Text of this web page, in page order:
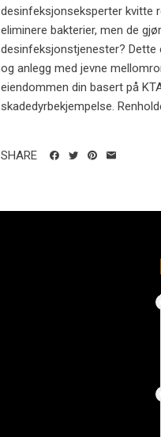
desinfeksjonseksperter kvitte
eliminere bakterier, men de
desinfeksjonstjenester? Dette
og anlegg med jevne
eiendommen din basert på
skadedyrbekjempelse.
SHARE